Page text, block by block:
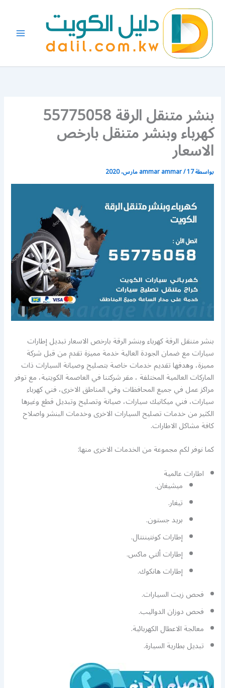
المحتوى
بنشر متنقل الرقة 55775058
كهرباء وبنشر متنقل بارخص
الاسعار
بواسطة ammar ammar/17 مارس، 2020
بنشر متنقل الرقة كهرباء وبنشر الرقة بارخص الاسعار تبديل إطارات
سيارات مع ضمان الجودة العالية خدمة مميزة تقدم من قبل شركة
مميزة، وهدفها تقديم خدمات خاصة بتصليح وصيانة السيارات ذات
الماركات العالمية المختلفة ، مقر شركتنا في العاصمة الكويتية، مع توفر
مراكز عمل في جميع المحافظات وفي المناطق الاخرى، فني كهرباء
سيارات، فني ميكانيك سيارات، صيانة وتصليح وتبديل قطع وغيرها
الكثير من خدمات تصليح السيارات الاخرى وخدمات البنشر واصلاح
كافة مشاكل الاطارات.
كما نوفر لكم مجموعة من الخدمات الاخرى منها:
اطارات عالمية
ميشيغان.
تيغار.
بريد جستون.
إطارات كونتيننتال.
إطارات ألتي ماكس.
إطارات هانكوك.
فحص زيت السيارات.
فحص دوزان الدواليب.
معالجة الاعطال الكهربائية.
تبديل بطارية السيارة.